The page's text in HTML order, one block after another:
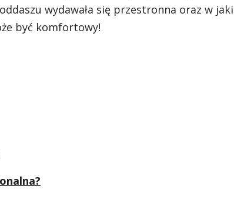
wydawała się przestronna oraz w jaki
być komfortowy!